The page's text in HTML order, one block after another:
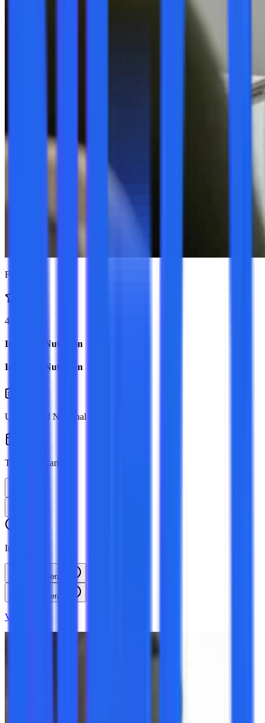
Full Online
4.8
Ingreso a Nutrición
Ingreso a Nutrición
Universidad Nacional de Córdoba
Turno de examen:
Inicio:
¡Cuando quieras!
¡Cuando quieras!
Ver más